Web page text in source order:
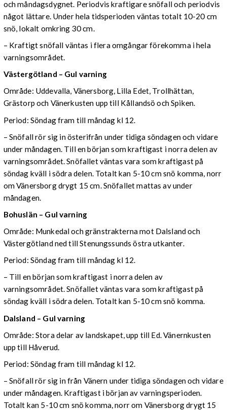
och måndagsdygnet. Periodvis kraftigare snöfall och periodvis
något lättare. Under hela tidsperioden väntas totalt 10-20 cm
snö, lokalt omkring 30 cm.
– Kraftigt snöfall väntas i flera omgångar förekomma i hela
varningsområdet.
Västergötland – Gul varning
Område: Uddevalla, Vänersborg, Lilla Edet, Trollhättan,
Grästorp och Vänerkusten upp till Kållandsö och Spiken.
Period: Söndag fram till måndag kl 12.
– Snöfall rör sig in österifrån under tidiga söndagen och vidare
under måndagen. Till en början som kraftigast i norra delen av
varningsområdet. Snöfallet väntas vara som kraftigast på
söndag kväll i södra delen. Totalt kan 5-10 cm snö komma, norr
om Vänersborg drygt 15 cm. Snöfallet mattas av under
måndagen.
Bohuslän – Gul varning
Område: Munkedal och gränstrakterna mot Dalsland och
Västergötland ned till Stenungssunds östra utkanter.
Period: Söndag fram till måndag kl 12.
– Till en början som kraftigast i norra delen av
varningsområdet. Snöfallet väntas vara som kraftigast på
söndag kväll i södra delen. Totalt kan 5-10 cm snö komma.
Dalsland – Gul varning
Område: Stora delar av landskapet, upp till Ed. Vänernkusten
upp till Håverud.
Period: Söndag fram till måndag kl 12.
– Snöfall rör sig in från Vänern under tidiga söndagen och vidare
under måndagen. Kraftigast i början av varningsperioden.
Totalt kan 5-10 cm snö komma, norr om Vänersborg drygt 15